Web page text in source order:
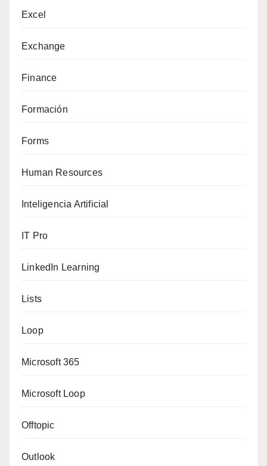
Excel
Exchange
Finance
Formación
Forms
Human Resources
Inteligencia Artificial
IT Pro
LinkedIn Learning
Lists
Loop
Microsoft 365
Microsoft Loop
Offtopic
Outlook